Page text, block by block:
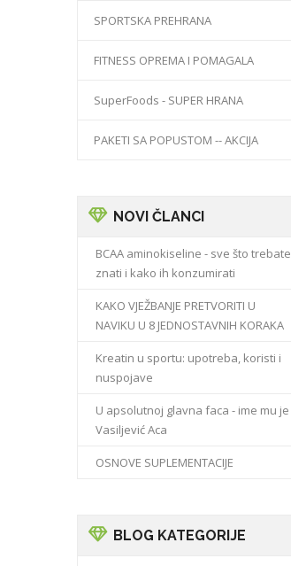
SPORTSKA PREHRANA
FITNESS OPREMA I POMAGALA
SuperFoods - SUPER HRANA
PAKETI SA POPUSTOM -- AKCIJA
NOVI ČLANCI
BCAA aminokiseline - sve što trebate
znati i kako ih konzumirati
KAKO VJEŽBANJE PRETVORITI U
NAVIKU U 8 JEDNOSTAVNIH KORAKA
Kreatin u sportu: upotreba, koristi i
nuspojave
U apsolutnoj glavna faca - ime mu je
Vasiljević Aca
OSNOVE SUPLEMENTACIJE
BLOG KATEGORIJE